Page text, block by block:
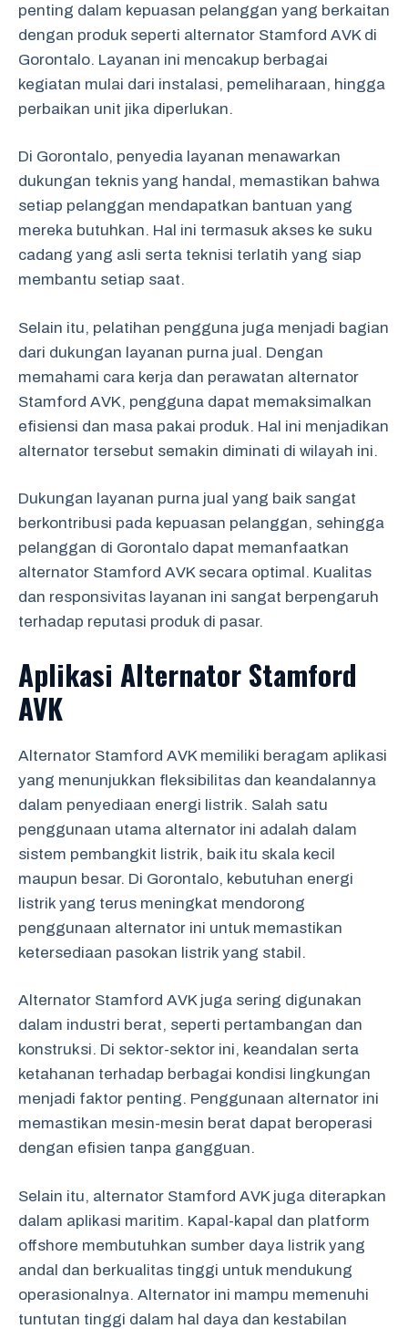
penting dalam kepuasan pelanggan yang berkaitan
dengan produk seperti alternator Stamford AVK di
Gorontalo. Layanan ini mencakup berbagai
kegiatan mulai dari instalasi, pemeliharaan, hingga
perbaikan unit jika diperlukan.
Di Gorontalo, penyedia layanan menawarkan
dukungan teknis yang handal, memastikan bahwa
setiap pelanggan mendapatkan bantuan yang
mereka butuhkan. Hal ini termasuk akses ke suku
cadang yang asli serta teknisi terlatih yang siap
membantu setiap saat.
Selain itu, pelatihan pengguna juga menjadi bagian
dari dukungan layanan purna jual. Dengan
memahami cara kerja dan perawatan alternator
Stamford AVK, pengguna dapat memaksimalkan
efisiensi dan masa pakai produk. Hal ini menjadikan
alternator tersebut semakin diminati di wilayah ini.
Dukungan layanan purna jual yang baik sangat
berkontribusi pada kepuasan pelanggan, sehingga
pelanggan di Gorontalo dapat memanfaatkan
alternator Stamford AVK secara optimal. Kualitas
dan responsivitas layanan ini sangat berpengaruh
terhadap reputasi produk di pasar.
Aplikasi Alternator Stamford
AVK
Alternator Stamford AVK memiliki beragam aplikasi
yang menunjukkan fleksibilitas dan keandalannya
dalam penyediaan energi listrik. Salah satu
penggunaan utama alternator ini adalah dalam
sistem pembangkit listrik, baik itu skala kecil
maupun besar. Di Gorontalo, kebutuhan energi
listrik yang terus meningkat mendorong
penggunaan alternator ini untuk memastikan
ketersediaan pasokan listrik yang stabil.
Alternator Stamford AVK juga sering digunakan
dalam industri berat, seperti pertambangan dan
konstruksi. Di sektor-sektor ini, keandalan serta
ketahanan terhadap berbagai kondisi lingkungan
menjadi faktor penting. Penggunaan alternator ini
memastikan mesin-mesin berat dapat beroperasi
dengan efisien tanpa gangguan.
Selain itu, alternator Stamford AVK juga diterapkan
dalam aplikasi maritim. Kapal-kapal dan platform
offshore membutuhkan sumber daya listrik yang
andal dan berkualitas tinggi untuk mendukung
operasionalnya. Alternator ini mampu memenuhi
tuntutan tinggi dalam hal daya dan kestabilan